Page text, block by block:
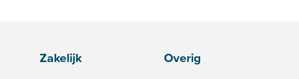
Zakelijk Overig